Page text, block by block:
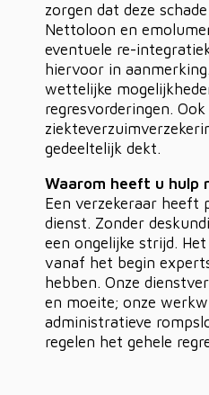
zorgen dat deze
Nettoloon en
eventuele re-
hiervoor in
wettelijke
regresvorderingen.
gedeeltelijk dekt.
Waarom heeft u hulp
Een verzekeraar heeft
dienst. Zonder
een ongelijke strijd.
vanaf het begin
hebben. Onze
en moeite; onze
administratieve
regelen het gehele